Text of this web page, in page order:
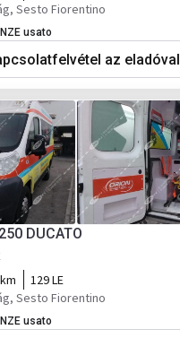
Sesto Fiorentino
usato
az eladóval
DUCATO
129 LE
Sesto Fiorentino
usato